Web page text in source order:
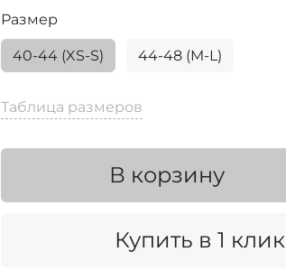
Таблица размеров
В корзину
Купить в 1 клик
Размер
40-44 (XS-S) 44-48 (M-L)